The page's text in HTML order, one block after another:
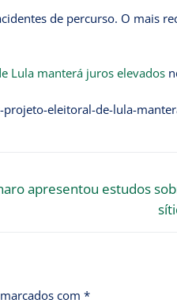
de percurso. O mais
Lula manterá juros elevados
eleitoral-de-lula-
apresentou estudos
com *